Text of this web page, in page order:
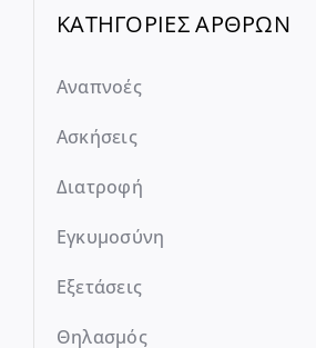
ΚΑΤΗΓΟΡΙΕΣ ΑΡΘΡΩΝ
Αναπνοές
Ασκήσεις
Διατροφή
Εγκυμοσύνη
Εξετάσεις
Θηλασμός